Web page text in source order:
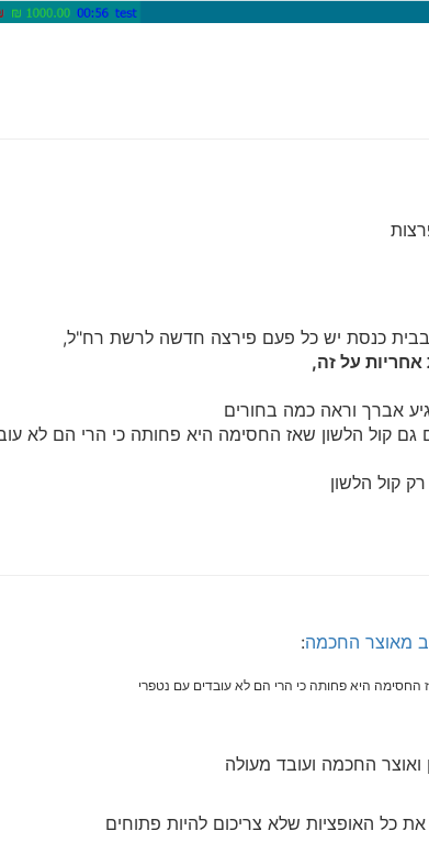
בבית כנסת יש כל פעם פירצה חדשה לרשת רח"ל,
על זה,
אברך וראה כמה בחורים
קול הלשון שאז החסימה היא פחותה כי הרי הם לא
מאוצר החכמה:
היא פחותה כי הרי הם לא עובדים עם נטפרי
החכמה ועובד מעולה
כל האופציות שלא צריכום להיות פתוחים